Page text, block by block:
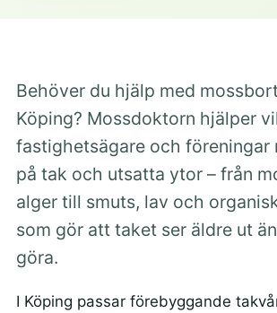
Behöver du hjälp med
Köping? Mossdoktorn hjälper
fastighetsägare och föreningar
på tak och utsatta ytor – från
alger till smuts, lav och
som gör att taket ser äldre ut
göra.
I Köping passar förebyggande